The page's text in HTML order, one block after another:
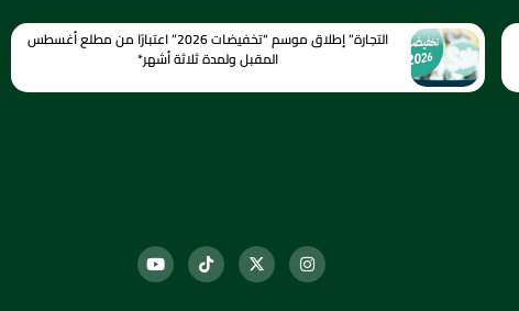
التجارة” إطلاق موسم “تخفيضات 2026” اعتبارًا من مطلع أغسطس
المقبل ولمدة ثلاثة أشهر*